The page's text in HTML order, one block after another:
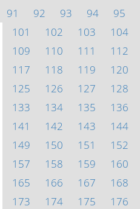
91
92 93 94 95
101
102 103 104
109
110 111 112
117
118 119 120
125
126 127 128
133
134 135 136
141
142 143 144
149
150 151 152
157
158 159 160
165
166 167 168
173
174 175 176